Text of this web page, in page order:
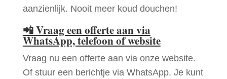
aanzienlijk. Nooit meer koud douchen!
📲Vraag een offerte aan via
WhatsApp, telefoon of website
Vraag nu een offerte aan via onze website.
Of stuur een berichtje via WhatsApp. Je kunt